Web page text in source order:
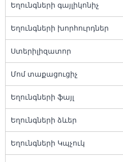
Եղունգների գայլիկոնիչ
Եղունգների խորհուրդներ
Ստերիլիզատոր
Մոմ տաքացուցիչ
Եղունգների ֆայլ
Եղունգների ձևեր
Եղունգների Կպչուկ